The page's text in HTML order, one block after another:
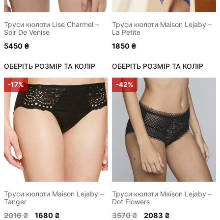
Труси кюлоти Lise Charmel –
Soir De Venise
5450 ₴
ОБЕРІТЬ РОЗМІР ТА КОЛІР
на
сторінці
товару
Труси кюлоти Maison Lejaby –
La Petite
1850 ₴
ОБЕРІТЬ РОЗМІР ТА КОЛІР
на
сторінці
товару
-17%
Труси кюлоти Maison Lejaby –
Tanger
2016₴ Оригінальна
1680 ₴
Цей
товар
має
кілька
варіантів.
Параметри
можна
вибрати
сторінці
товару
-42%
Труси кюлоти Maison Lejaby –
Dot Flowers
3570₴ Оригінальна
2083 ₴
Цей
товар
має
кілька
варіантів.
Параметри
можна
вибрати
на
сторінці
товару